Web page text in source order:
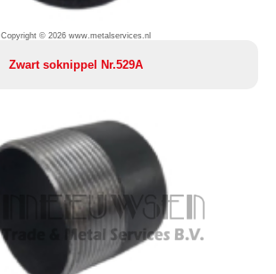
Copyright © 2026 www.metalservices.nl
Zwart soknippel Nr.529A